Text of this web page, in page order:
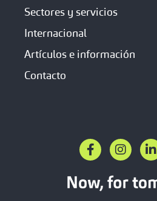
Sectores y servicios
Internacional
Artículos e información
Contacto
a
c
e
o
n
s
t
g
i
n
k
d